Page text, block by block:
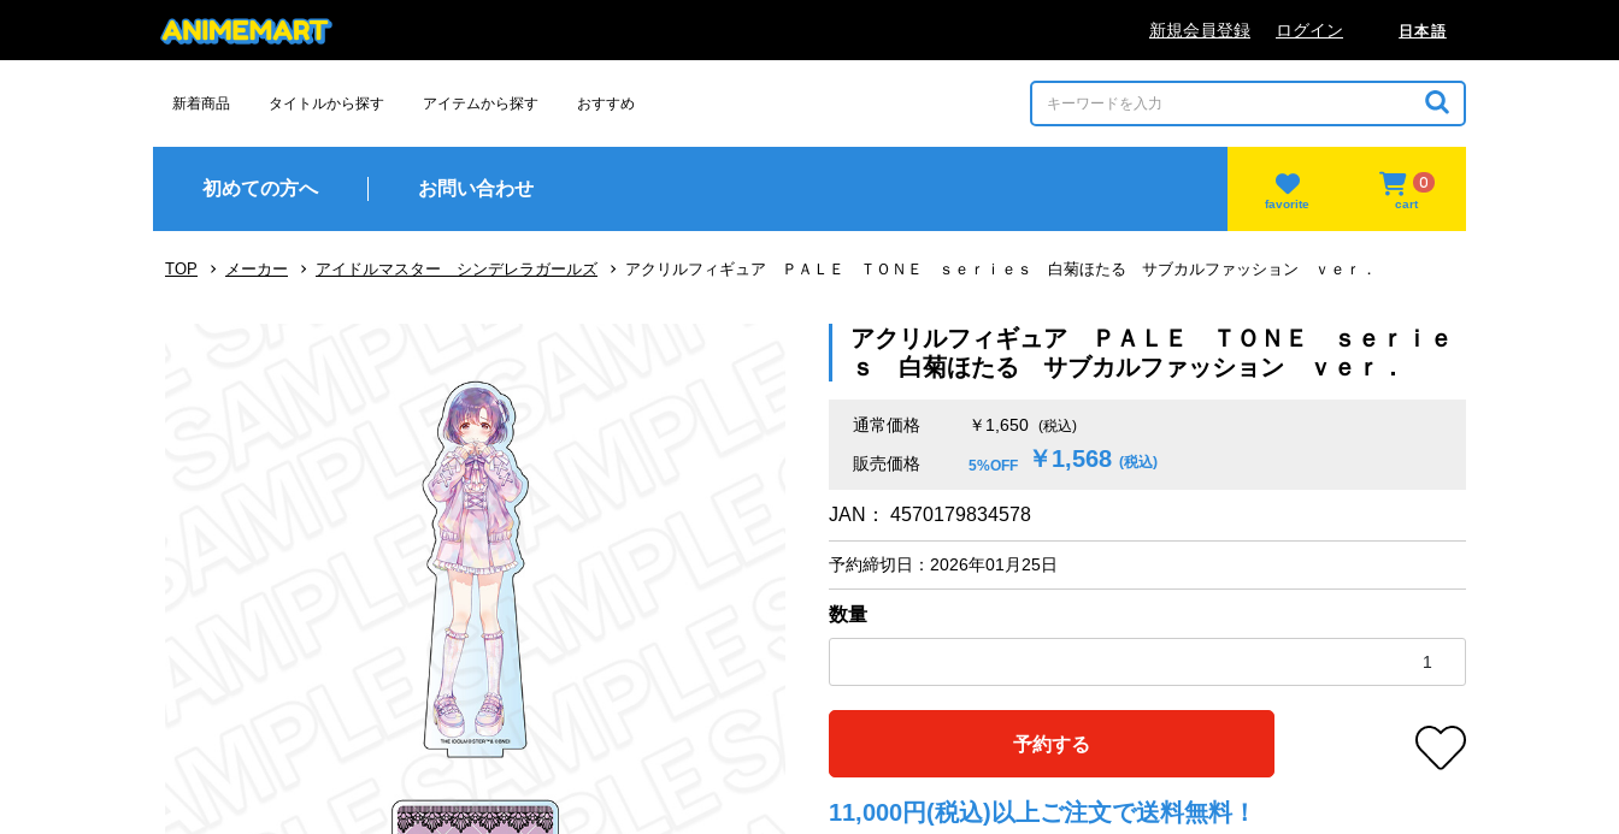
新規会員登録 ログイン 日本語
新着商品 タイトルから探す
もっと見る >
アイテムから探す おすすめ
初めての方へ お問い合わせ
favorite
0
cart
TOP メーカー アイドルマスター シンデレラガールズ アクリルフィギュア ＰＡＬＥ ＴＯＮＥ ｓｅｒｉｅｓ 白菊ほたる サブカルファッション ｖｅｒ．
アクリルフィギュア ＰＡＬＥ ＴＯＮＥ ｓｅｒｉｅ
ｓ 白菊ほたる サブカルファッション ｖｅｒ．
通常価格 ￥1,650 (税込)
販売価格 5%OFF ￥1,568 (税込)
JAN： 4570179834578
予約締切日： 2026年01月25日
数量
予約する
11,000円(税込)以上ご注文で送料無料！